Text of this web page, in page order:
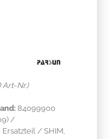
Art-Nr.)
84099900
/
Ersatzteil / SHIM,